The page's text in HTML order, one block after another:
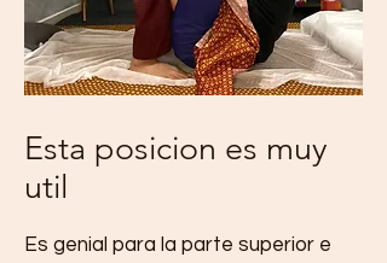
Esta posicion es muy
util
Es genial para la parte superior e